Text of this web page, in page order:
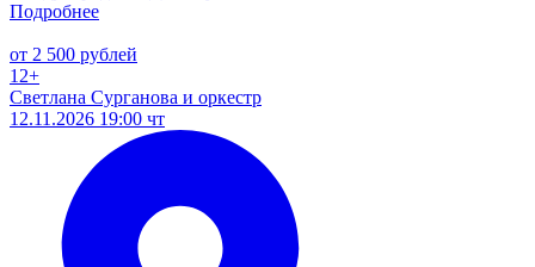
Подробнее
от 2 500 рублей
12+
Светлана Сурганова и оркестр
12.11.2026 19:00 чт